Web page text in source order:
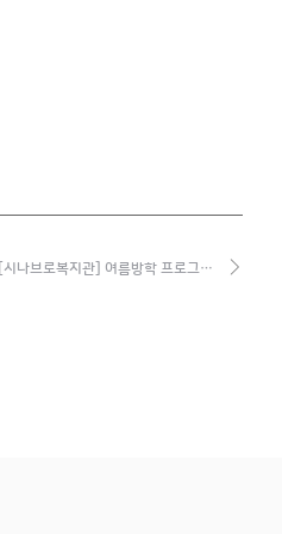
[시나브로복지관] 여름방학 프로그…